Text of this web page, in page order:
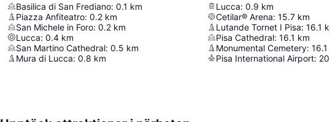
Basilica di San Frediano: 0.1 km
Piazza Anfiteatro: 0.2 km
San Michele in Foro: 0.2 km
Lucca: 0.4 km
San Martino Cathedral: 0.5 km
Mura di Lucca: 0.8 km
Lucca: 0.9 km
Cetilar® Arena: 15.7 km
Lutande Tornet I Pisa: 16.1
Pisa Cathedral: 16.1 km
Monumental Cemetery: 16.1
Pisa International Airport: 20